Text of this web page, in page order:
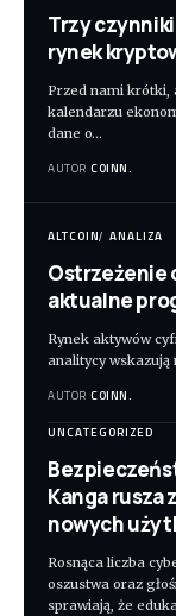
Trzy
rynek
Przed nami krótki,
kalendarzu
dane o…
AUTOR COINN.
ALTCOIN ANALIZA
Ostrzeżenie
aktualne
Rynek aktywów
analitycy wskazują
AUTOR COINN.
UNCATEGORIZED
Kanga rusza
nowych
Rosnąca liczba
oszustwa oraz
sprawiają, że